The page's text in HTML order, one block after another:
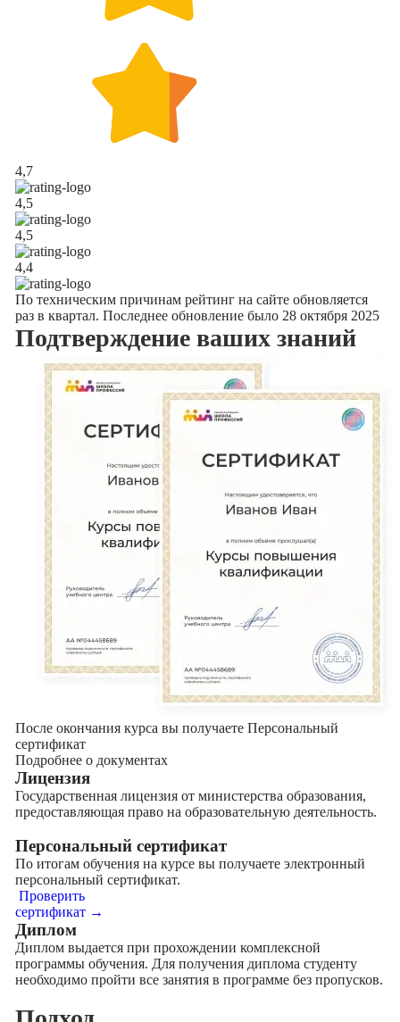
4,7
4,5
4,5
4,4
По техническим причинам рейтинг на сайте обновляется
раз в квартал. Последнее обновление было 28 октября 2025
Подтверждение ваших знаний
После окончания курса вы получаете Персональный
сертификат
Подробнее о документах
Лицензия
Государственная лицензия от министерства образования,
предоставляющая право на образовательную деятельность.
Персональный сертификат
По итогам обучения на курсе вы получаете электронный
персональный сертификат.
Проверить
сертификат →
Диплом
Диплом выдается при прохождении комплексной
программы обучения. Для получения диплома студенту
необходимо пройти все занятия в программе без пропусков.